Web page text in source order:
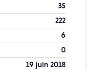
35
222
6
0
19 juin 2018